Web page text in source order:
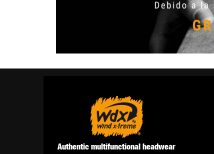
Authentic multifunctional headwear